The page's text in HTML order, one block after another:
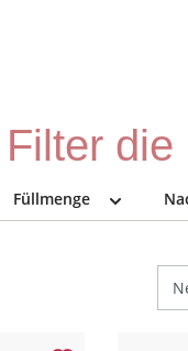
Filter
Füllmenge